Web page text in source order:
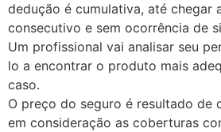
dedução é cumulativa, até chegar
consecutivo e sem ocorrência de
Um profissional vai analisar seu
lo a encontrar o produto mais
caso.
O preço do seguro é resultado de
em consideração as coberturas